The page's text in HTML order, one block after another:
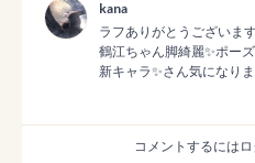
kana
ラフありがとうございま
鶴江ちゃん脚綺麗✨ポー
新キャラ✨さん気になり
コメントするには